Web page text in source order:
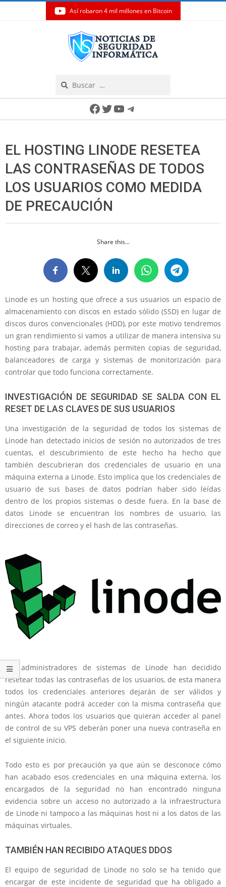
Así robaron 4 mil millones en Bitcoin
Facebook
Twitter
YouTube
Telegram
EL HOSTING LINODE RESETEA
LAS CONTRASEÑAS DE TODOS
LOS USUARIOS COMO MEDIDA
DE PRECAUCIÓN
Share this...
Linode es un hosting que ofrece a sus usuarios un espacio de
almacenamiento con discos en estado sólido (SSD) en lugar de
discos duros convencionales (HDD), por este motivo tendremos
un gran rendimiento si vamos a utilizar de manera intensiva su
hosting para trabajar, además permiten copias de seguridad,
balanceadores de carga y sistemas de monitorización para
controlar que todo funciona correctamente.
INVESTIGACIÓN DE SEGURIDAD SE SALDA CON EL
RESET DE LAS CLAVES DE SUS USUARIOS
Una investigación de la seguridad de todos los sistemas de
Linode han detectado inicios de sesión no autorizados de tres
cuentas, el descubrimiento de este hecho ha hecho que
también descubrieran dos credenciales de usuario en una
máquina externa a Linode. Esto implica que los credenciales de
usuario de sus bases de datos podrían haber sido leídas
dentro de los propios sistemas o desde fuera. En la base de
datos Linode se encuentran los nombres de usuario, las
direcciones de correo y el hash de las contraseñas.
Los administradores de sistemas de Linode han decidido
resetear todas las contraseñas de los usuarios, de esta manera
todos los credenciales anteriores dejarán de ser válidos y
ningún atacante podrá acceder con la misma contraseña que
antes. Ahora todos los usuarios que quieran acceder al panel
de control de su VPS deberán poner una nueva contraseña en
el siguiente inicio.
Todo esto es por precaución ya que aún se desconoce cómo
han acabado esos credenciales en una máquina externa, los
encargados de la seguridad no han encontrado ninguna
evidencia sobre un acceso no autorizado a la infraestructura
de Linode ni tampoco a las máquinas host ni a los datos de las
máquinas virtuales.
TAMBIÉN HAN RECIBIDO ATAQUES DDOS
El equipo de seguridad de Linode no solo se ha tenido que
encargar de este incidente de seguridad que ha obligado a